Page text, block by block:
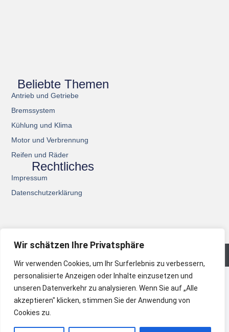
Wir schätzen Ihre Privatsphäre
Wir verwenden Cookies, um Ihr Surferlebnis zu verbessern,
personalisierte Anzeigen oder Inhalte einzusetzen und
unseren Datenverkehr zu analysieren. Wenn Sie auf „Alle
akzeptieren" klicken, stimmen Sie der Anwendung von
Cookies zu.
Beliebte Themen
Antrieb und Getriebe
Bremssystem
Kühlung und Klima
Motor und Verbrennung
Reifen und Räder
Rechtliches
Impressum
Datenschutzerklärung
© 2026 All Rights Reserved.